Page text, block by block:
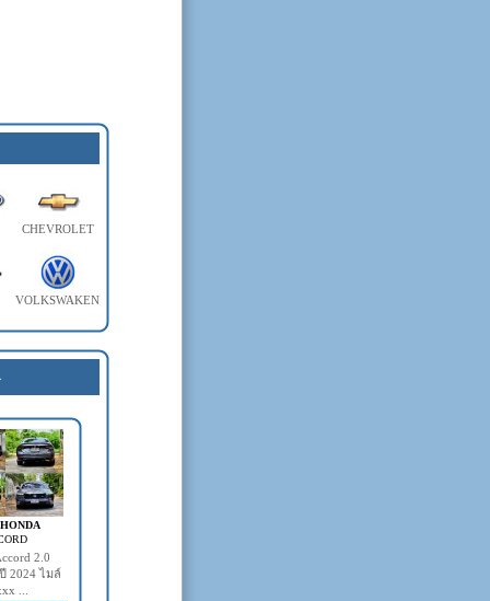
CHEVROLET
VOLKSWAKEN
2.0
2024 ไมล์
...